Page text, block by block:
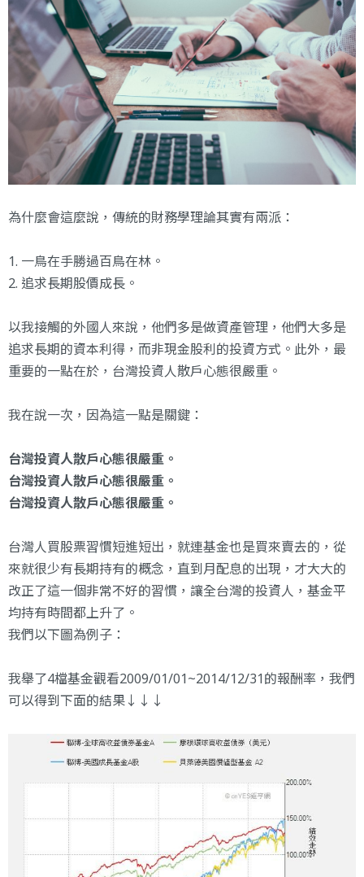
為什麼會這麼說，傳統的財務學理論其實有兩派：
1. 一鳥在手勝過百鳥在林。
2. 追求長期股價成長。
以我接觸的外國人來說，他們多是做資產管理，他們大多是
追求長期的資本利得，而非現金股利的投資方式。此外，最
重要的一點在於，台灣投資人散戶心態很嚴重。
我在說一次，因為這一點是關鍵：
台灣投資人散戶心態很嚴重。
台灣投資人散戶心態很嚴重。
台灣投資人散戶心態很嚴重。
台灣人買股票習慣短進短出，就連基金也是買來賣去的，從
來就很少有長期持有的概念，直到月配息的出現，才大大的
改正了這一個非常不好的習慣，讓全台灣的投資人，基金平
均持有時間都上升了。
我們以下圖為例子：
我舉了4檔基金觀看2009/01/01~2014/12/31的報酬率，我們
可以得到下面的結果↓↓↓